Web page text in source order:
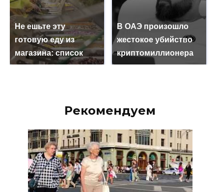
Не ешьте эту
готовую еду из
магазина: список
В ОАЭ произошло
жестокое убийство
криптомиллионера
Рекомендуем